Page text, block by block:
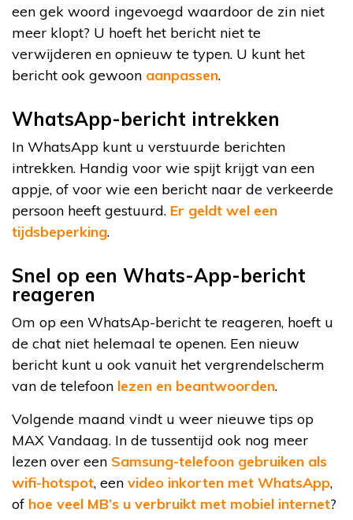
een gek woord ingevoegd waardoor de zin niet
meer klopt? U hoeft het bericht niet te
verwijderen en opnieuw te typen. U kunt het
bericht ook gewoon aanpassen.
WhatsApp-bericht intrekken
In WhatsApp kunt u verstuurde berichten
intrekken. Handig voor wie spijt krijgt van een
appje, of voor wie een bericht naar de verkeerde
persoon heeft gestuurd. Er geldt wel een
tijdsbeperking.
Snel op een Whats-App-bericht
reageren
Om op een WhatsAp-bericht te reageren, hoeft u
de chat niet helemaal te openen. Een nieuw
bericht kunt u ook vanuit het vergrendelscherm
van de telefoon lezen en beantwoorden.
Volgende maand vindt u weer nieuwe tips op
MAX Vandaag. In de tussentijd ook nog meer
lezen over een Samsung-telefoon gebruiken als
wifi-hotspot, een video inkorten met WhatsApp,
of hoe veel MB’s u verbruikt met mobiel internet?